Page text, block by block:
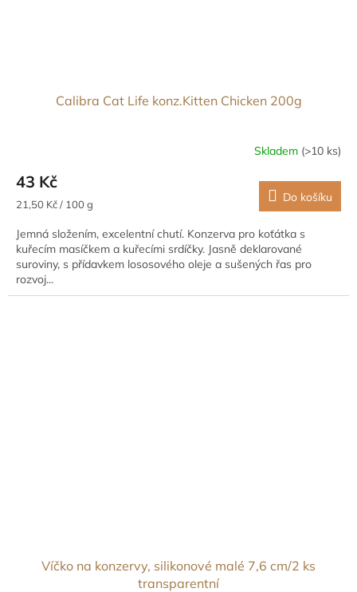
Calibra Cat Life konz.Kitten Chicken 200g
Skladem (>10 ks)
43 Kč
Měrná
21,50 Kč / 100 g Do košíku
Jemná složením, excelentní chutí. Konzerva pro koťátka s
kuřecím masíčkem a kuřecími srdíčky. Jasně deklarované
suroviny, s přídavkem lososového oleje a sušených řas pro
rozvoj...
Víčko na konzervy, silikonové malé 7,6 cm/2 ks
transparentní